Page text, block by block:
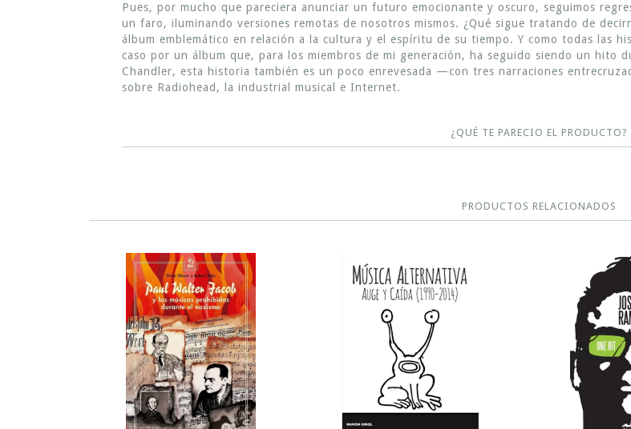
Pues, por mucho que pareciera anunciar un futuro emocionante y oscuro, seguimos
un faro, iluminando versiones remotas de nosotros mismos. ¿Qué sigue tratando de
álbum emblemático en relación a la cultura y el espíritu de su tiempo. Y como todas las
caso por un álbum que, para los miembros de mi generación, ha seguido siendo un hito
Chandler, esta historia también es un poco enrevesada —con tres narraciones
sobre Radiohead, la industrial musical e Internet.
¿QUÉ TE PARECIO EL PRODUCTO?
PRODUCTOS RELACIONADOS